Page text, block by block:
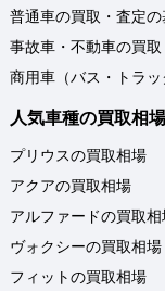
普通車の買取・査定の
事故車・不動車の買
商用車（バス・トラ
人気車種の買取相
プリウスの買取相場
アクアの買取相場
アルファードの買取相
ヴォクシーの買取相場
フィットの買取相場